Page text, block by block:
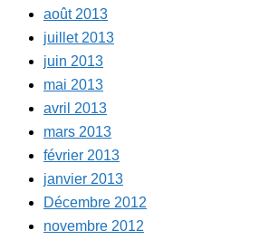
août 2013
juillet 2013
juin 2013
mai 2013
avril 2013
mars 2013
février 2013
janvier 2013
Décembre 2012
novembre 2012